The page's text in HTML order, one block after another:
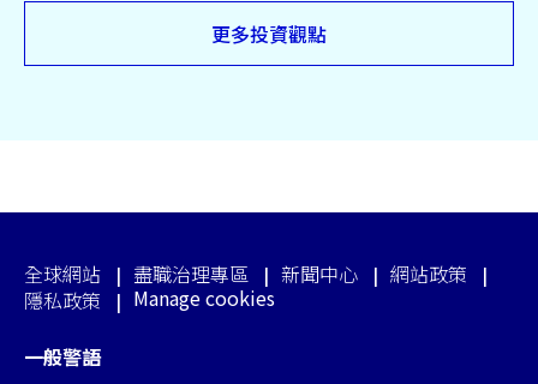
更多投資觀點
全球網站 盡職治理專區 新聞中心
網站政策
隱私政策
Manage cookies
一般警語